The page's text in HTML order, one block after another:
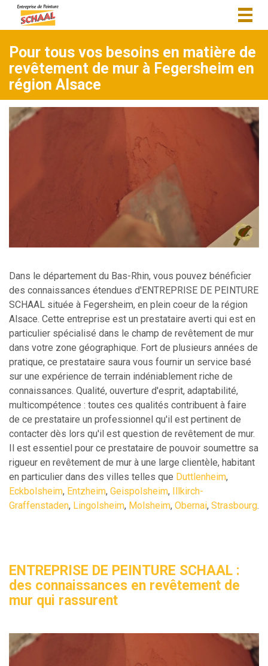
Pour tous vos besoins en matière de
revêtement de mur à Fegersheim en
région Alsace
Dans le département du Bas-Rhin, vous pouvez bénéficier
des connaissances étendues d'ENTREPRISE DE PEINTURE
SCHAAL située à Fegersheim, en plein coeur de la région
Alsace. Cette entreprise est un prestataire averti qui est en
particulier spécialisé dans le champ de revêtement de mur
dans votre zone géographique. Fort de plusieurs années de
pratique, ce prestataire saura vous fournir un service basé
sur une expérience de terrain indéniablement riche de
connaissances. Qualité, ouverture d'esprit, adaptabilité,
multicompétence : toutes ces qualités contribuent à faire
de ce prestataire un professionnel qu'il est pertinent de
contacter dès lors qu'il est question de revêtement de mur.
Il est essentiel pour ce prestataire de pouvoir soumettre sa
rigueur en revêtement de mur à une large clientèle, habitant
en particulier dans des villes telles que Duttlenheim,
Eckbolsheim, Entzheim, Geispolsheim, Illkirch-
Graffenstaden, Lingolsheim, Molsheim, Obernai, Strasbourg.
ENTREPRISE DE PEINTURE SCHAAL :
des connaissances en revêtement de
mur qui rassurent